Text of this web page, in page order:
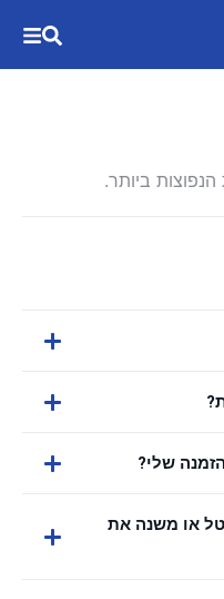
ביותר.
שלי?
או משנה את